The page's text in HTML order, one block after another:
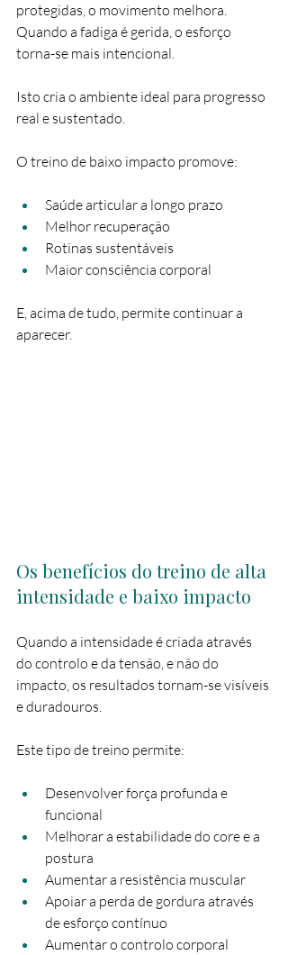
protegidas, o movimento melhora.
Quando a fadiga é gerida, o esforço
torna-se mais intencional.
Isto cria o ambiente ideal para progresso
real e sustentado.
O treino de baixo impacto promove:
Saúde articular a longo prazo
Melhor recuperação
Rotinas sustentáveis
Maior consciência corporal
E, acima de tudo, permite continuar a
aparecer.
Os benefícios do treino de alta
intensidade e baixo impacto
Quando a intensidade é criada através
do controlo e da tensão, e não do
impacto, os resultados tornam-se visíveis
e duradouros.
Este tipo de treino permite:
Desenvolver força profunda e
funcional
Melhorar a estabilidade do core e a
postura
Aumentar a resistência muscular
Apoiar a perda de gordura através
de esforço contínuo
Aumentar o controlo corporal